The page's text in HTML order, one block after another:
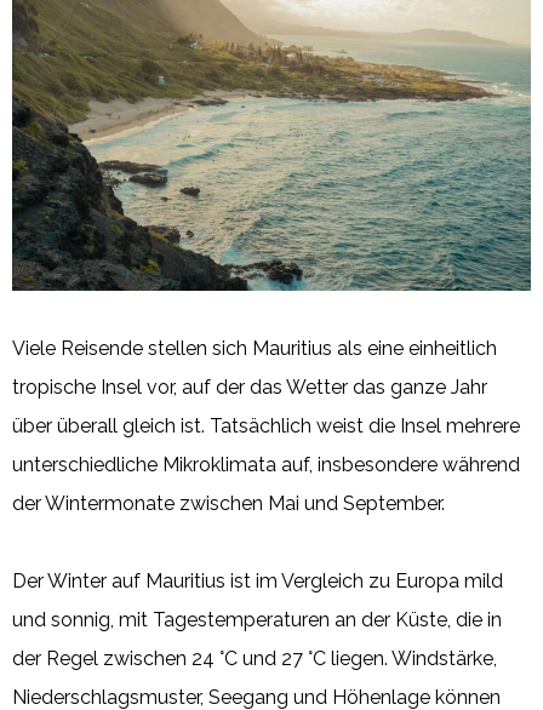
Viele Reisende stellen sich Mauritius als eine einheitlich
tropische Insel vor, auf der das Wetter das ganze Jahr
über überall gleich ist. Tatsächlich weist die Insel mehrere
unterschiedliche Mikroklimata auf, insbesondere während
der Wintermonate zwischen Mai und September.
Der Winter auf Mauritius ist im Vergleich zu Europa mild
und sonnig, mit Tagestemperaturen an der Küste, die in
der Regel zwischen 24 °C und 27 °C liegen. Windstärke,
Niederschlagsmuster, Seegang und Höhenlage können